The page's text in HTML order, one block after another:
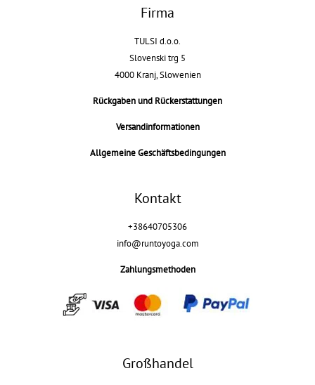
Firma
TULSI d.o.o.
Slovenski trg 5
4000 Kranj, Slowenien
Rückgaben und Rückerstattungen
Versandinformationen
Allgemeine Geschäftsbedingungen
Kontakt
+38640705306
info@runtoyoga.com
Zahlungsmethoden
Großhandel